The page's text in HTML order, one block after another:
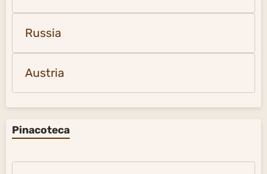
Russia
Austria
Pinacoteca